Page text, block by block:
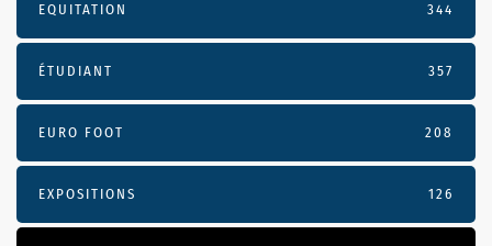
EQUITATION 344
ÉTUDIANT 357
EURO FOOT 208
EXPOSITIONS 126